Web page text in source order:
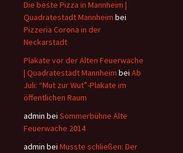
Die beste Pizza in Mannheim |
Quadratestadt Mannheim bei
Pizzeria Corona in der
Neckarstadt
Plakate vor der Alten Feuerwache
| Quadratestadt Mannheim bei Ab
Juli: “Mut zur Wut”-Plakate im
öffentlichen Raum
admin bei Sommerbühne Alte
Feuerwache 2014
admin bei Musste schließen: Der